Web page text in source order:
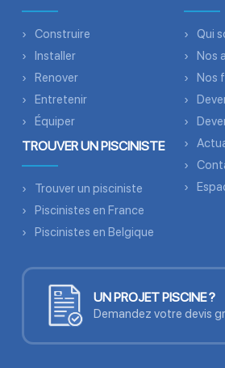
Construire
Installer
Renover
Entretenir
Équiper
TROUVER UN PISCINISTE
Trouver un pisciniste
Piscinistes en France
Piscinistes en Belgique
Qui
Nos
Nos
UN PROJET PISCINE ?
Demandez votre devis